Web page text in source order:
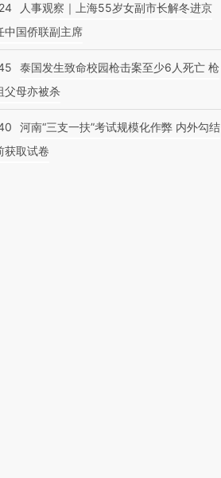
人事观察｜上海55岁女副市长解冬进京
中国侨联副主席
泰国发生致命校园枪击案至少6人死亡 枪
父母亦被杀
河南“三支一扶”考试规模化作弊 内外勾结
获取试卷